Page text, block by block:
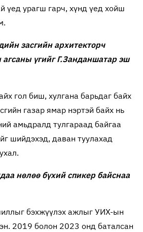
үед урагш гарч, хүнд үед хойш
засгийн архитекторч
агсаны үгийг Г.Занданшатар эш
гол биш, хулгана барьдаг байх
газар ямар нэртэй байх нь
амьдралд тулгараад байгаа
шийдэхэд, даван туулахад
нөлөө бүхий спикер байснаа
бэхжүүлэх ажлыг УИХ-ын
2019 болон 2023 онд баталсан